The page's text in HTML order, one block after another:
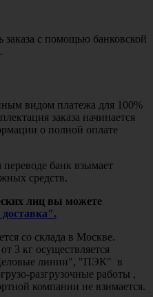
заказа с помощью банковской
видом платежа для 100%
заказа начинается
о полной оплате
банк взымает
средств.
лиц вы можете
со склада в Москве.
3 кг осуществляется
линии", "ПЭК" в
разгрузочные работы ,
компании не взимается.